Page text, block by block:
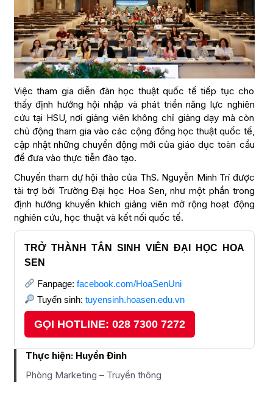
Việc tham gia diễn đàn học thuật quốc tế tiếp tục cho
thấy định hướng hội nhập và phát triển năng lực nghiên
cứu tại HSU, nơi giảng viên không chỉ giảng dạy mà còn
chủ động tham gia vào các cộng đồng học thuật quốc tế,
cập nhật những chuyển động mới của giáo dục toàn cầu
để đưa vào thực tiễn đào tạo.
Chuyến tham dự hội thảo của ThS. Nguyễn Minh Trí được
tài trợ bởi Trường Đại học Hoa Sen, như một phần trong
định hướng khuyến khích giảng viên mở rộng hoạt động
nghiên cứu, học thuật và kết nối quốc tế.
TRỞ THÀNH TÂN SINH VIÊN ĐẠI HỌC HOA
SEN
Fanpage: facebook.com/HoaSenUni
Tuyển sinh: tuyensinh.hoasen.edu.vn
GỌI HOTLINE: 028 7300 7272
Thực hiện: Huyền Đinh
Phòng Marketing – Truyền thông